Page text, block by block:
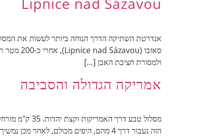
ולמסורת חציבת האבן […]
אמריקה הגדולה והסביבה
מסלול טבע
הזה נעבור דרך 4 מהם, היפים מכולם, לאחר מכן נמשיך לביקור בעיירה קטנה עם היסטוריה יהודית. אורך המסלול, כולל הסטיות לתצפיות כ-9 ק"מ והוא לוקח כ-4 […]